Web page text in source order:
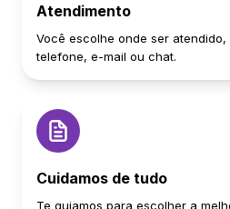
Atendimento
Você escolhe onde ser
telefone, e-mail ou chat.
Cuidamos de tudo
Te guiamos para escolher a